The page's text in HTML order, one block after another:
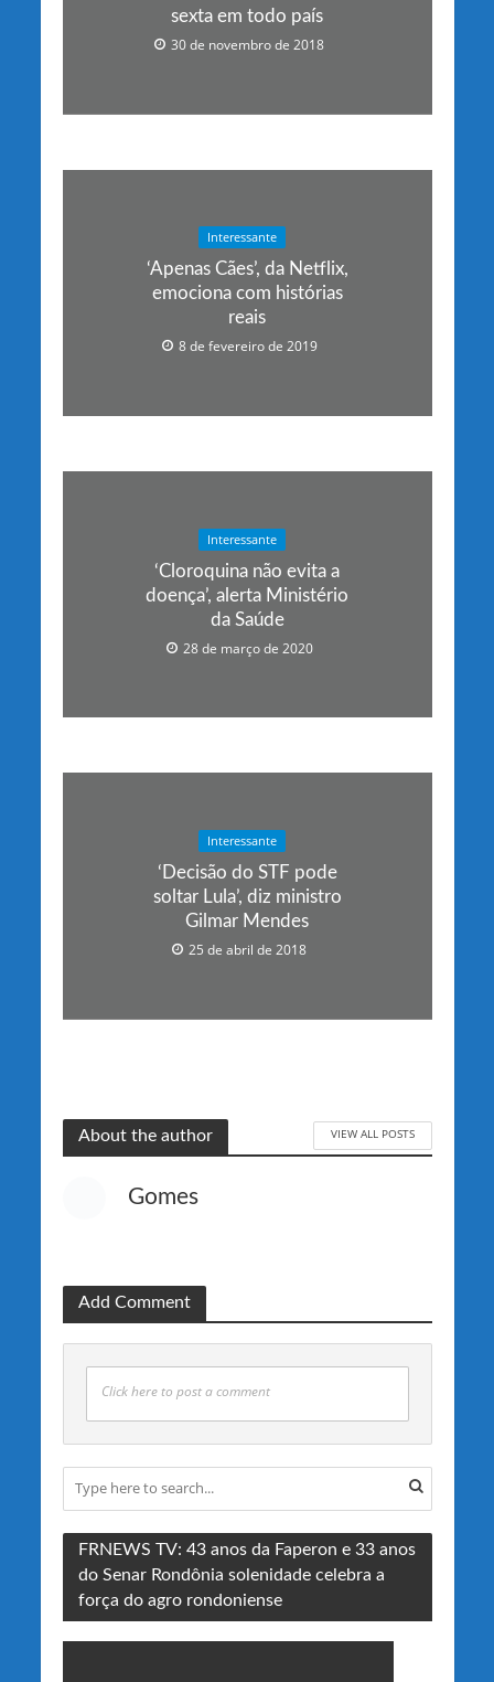
sexta em todo país
30 de novembro de 2018
Interessante
‘Apenas Cães’, da Netflix,
emociona com histórias
reais
8 de fevereiro de 2019
Interessante
‘Cloroquina não evita a
doença’, alerta Ministério
da Saúde
28 de março de 2020
Interessante
‘Decisão do STF pode
soltar Lula’, diz ministro
Gilmar Mendes
25 de abril de 2018
About the author VIEW ALL POSTS
Gomes
Add Comment
Click here to post a comment
FRNEWS TV: 43 anos da Faperon e 33 anos
do Senar Rondônia solenidade celebra a
força do agro rondoniense